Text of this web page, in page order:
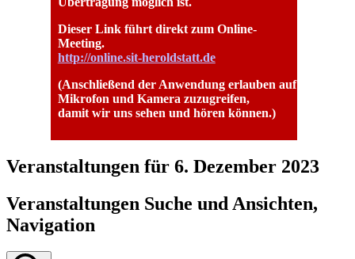
Dieser Link führt direkt zum Online-
Meeting.
http://online.sit-heroldstatt.de
(Anschließend der Anwendung erlauben auf
Mikrofon und Kamera zuzugreifen,
damit wir uns sehen und hören können.)
Veranstaltungen für 6. Dezember 2023
Veranstaltungen Suche und Ansichten,
Navigation